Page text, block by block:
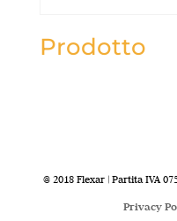
Prodotto
@ 2018 Flexar | Partita IVA
Privacy